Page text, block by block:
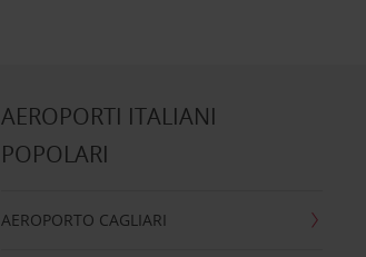
AEROPORTI ITALIANI
POPOLARI
AEROPORTO CAGLIARI